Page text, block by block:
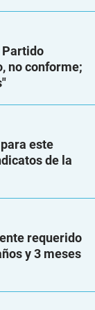
Partido
no conforme;
este
de la
requerido
y 3 meses